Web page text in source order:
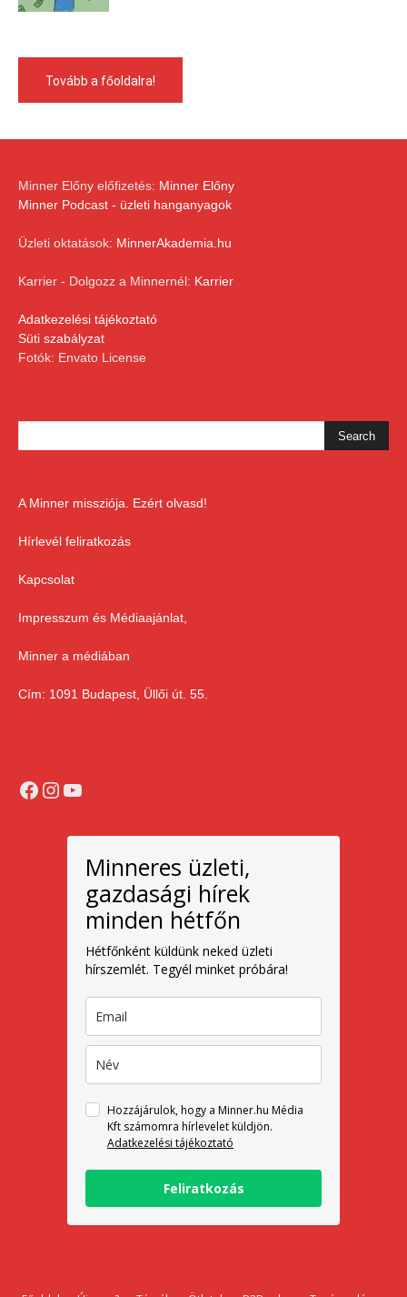
Tovább a főoldalra!
Minner Előny előfizetés: Minner Előny
Minner Podcast - üzleti hanganyagok
Üzleti oktatások: MinnerAkademia.hu
Karrier - Dolgozz a Minnernél: Karrier
Adatkezelési tájékoztató
Süti szabályzat
Fotók: Envato License
A Minner missziója. Ezért olvasd!
Hírlevél feliratkozás
Kapcsolat
Impresszum és Médiaajánlat,
Minner a médiában
Cím: 1091 Budapest, Üllői út. 55.
Facebook
Instagram
YouTube
Minneres üzleti,
gazdasági hírek
minden hétfőn
Hétfőnként küldünk neked üzleti
hírszemlét. Tegyél minket próbára!
Hozzájárulok, hogy a Minner.hu Média
Kft számomra hírlevelet küldjön.
Adatkezelési tájékoztató
Feliratkozás